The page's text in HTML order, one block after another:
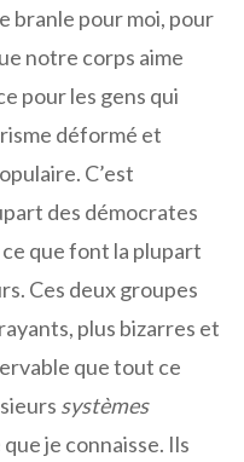
branle pour moi, pour
notre corps aime
pour les gens qui
déformé et
C’est
des démocrates
que font la plupart
Ces deux groupes
plus bizarres et
que tout ce
systèmes
je connaisse. Ils